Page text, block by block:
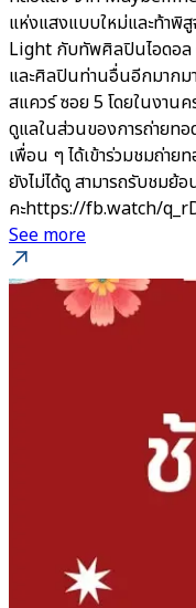
แห่งแสงแบบใหม่และท้า
Light กับทัพศิลปินไอดอล
และศิลปินท่านอื่นอีกมาก
สแควร์ ซอย 5 โดยในงาน
ดูแลในส่วนของการถ่ายท
เพื่อน ๆ ได้เข้าร่วมชมถ่า
ยังไม่ได้ดู สามารถรับชมย้
คะhttps://fb.watch/
See more